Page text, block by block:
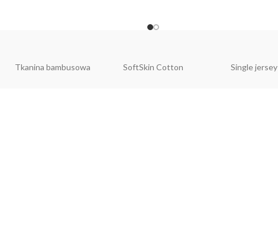
Tkanina bambusowa SoftSkin Cotton Single jersey